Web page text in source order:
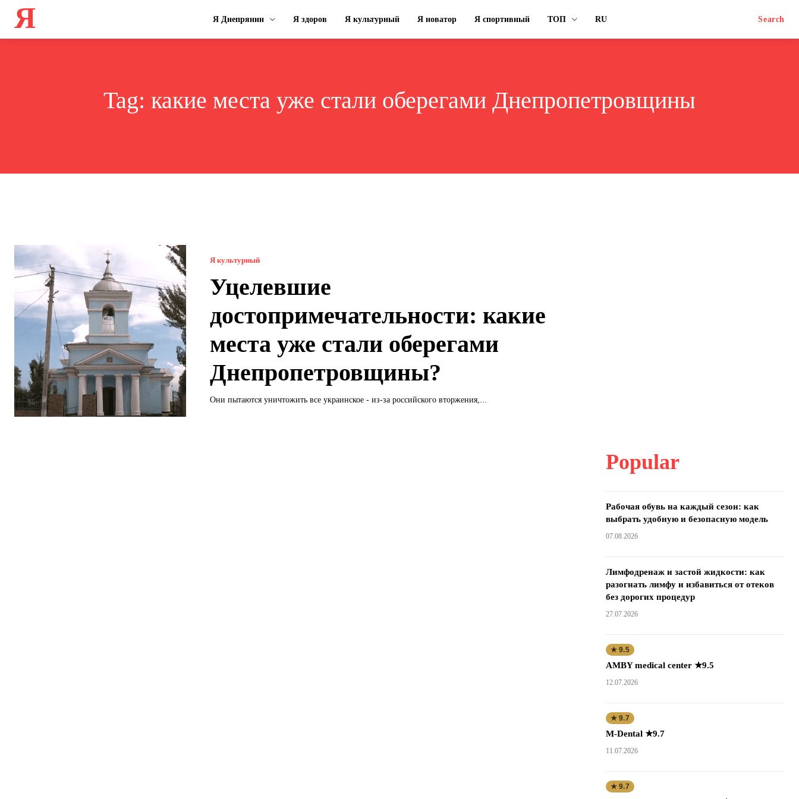
Я Я Днепрянин Я здоров Я культурный Я новатор Я спортивный ТОП RU Search
Tag: какие места уже стали оберегами Днепропетровщины
Я культурный
Уцелевшие
достопримечательности: какие
места уже стали оберегами
Днепропетровщины?
Они пытаются уничтожить все украинское - из-за российского вторжения,...
Popular
Рабочая обувь на каждый сезон: как
выбрать удобную и безопасную модель
07.08.2026
Лимфодренаж и застой жидкости: как
разогнать лимфу и избавиться от отеков
без дорогих процедур
27.07.2026
★ 9.5
AMBY medical center ★9.5
12.07.2026
★ 9.7
M-Dental ★9.7
11.07.2026
★ 9.7